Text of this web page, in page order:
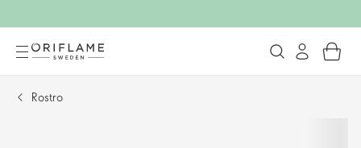
Rostro